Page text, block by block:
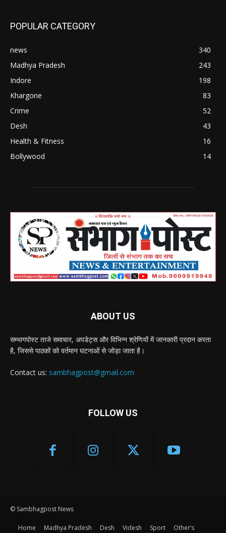
POPULAR CATEGORY
news
340
Madhya Pradesh
243
Indore
198
Khargone
83
Crime
52
Desh
43
Health & Fitness
16
Bollywood
14
ABOUT US
सम्भागपोस्ट ताजे समाचार, अपडेट्स और विभिन्न श्रेणियों में जानकारी प्रदान करता
है, जिससे पाठकों को वर्तमान घटनाओं से जोड़ा जाता है।
Contact us: sambhagpost@gmail.com
FOLLOW US
© Sambhagpost News
Home Madhya Pradesh Desh Videsh Sport Other’s